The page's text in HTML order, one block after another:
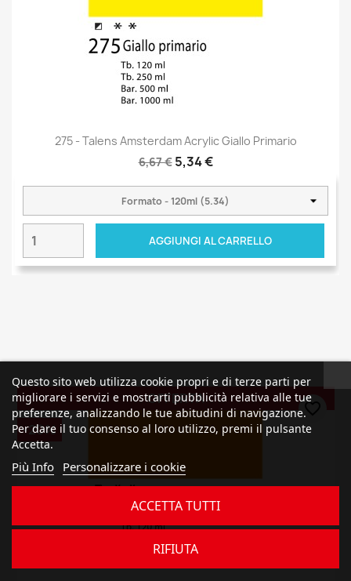
275 - Talens Amsterdam Acrylic Giallo Primario
6,67 € 5,34 €
AGGIUNGI AL CARRELLO
OFFERTA
-20%
favorite_border
Questo sito web utilizza cookie propri e di terze parti per
migliorare i servizi e mostrarti pubblicità relativa alle tue
preferenze, analizzando le tue abitudini di navigazione.
Per dare il tuo consenso al loro utilizzo, premi il pulsante
Accetta.
Più Info Personalizzare i cookie
RIFIUTA
ACCETTA TUTTI